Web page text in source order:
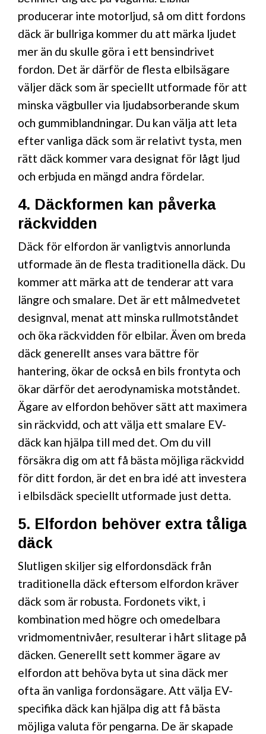
producerar inte motorljud, så om ditt fordons
däck är bullriga kommer du att märka ljudet
mer än du skulle göra i ett bensindrivet
fordon. Det är därför de flesta elbilsägare
väljer däck som är speciellt utformade för att
minska vägbuller via ljudabsorberande skum
och gummiblandningar. Du kan välja att leta
efter vanliga däck som är relativt tysta, men
rätt däck kommer vara designat för lågt ljud
och erbjuda en mängd andra fördelar.
4. Däckformen kan påverka
räckvidden
Däck för elfordon är vanligtvis annorlunda
utformade än de flesta traditionella däck. Du
kommer att märka att de tenderar att vara
längre och smalare. Det är ett målmedvetet
designval, menat att minska rullmotståndet
och öka räckvidden för elbilar. Även om breda
däck generellt anses vara bättre för
hantering, ökar de också en bils frontyta och
ökar därför det aerodynamiska motståndet.
Ägare av elfordon behöver sätt att maximera
sin räckvidd, och att välja ett smalare EV-
däck kan hjälpa till med det. Om du vill
försäkra dig om att få bästa möjliga räckvidd
för ditt fordon, är det en bra idé att investera
i elbilsdäck speciellt utformade just detta.
5. Elfordon behöver extra tåliga
däck
Slutligen skiljer sig elfordonsdäck från
traditionella däck eftersom elfordon kräver
däck som är robusta. Fordonets vikt, i
kombination med högre och omedelbara
vridmomentnivåer, resulterar i hårt slitage på
däcken. Generellt sett kommer ägare av
elfordon att behöva byta ut sina däck mer
ofta än vanliga fordonsägare. Att välja EV-
specifika däck kan hjälpa dig att få bästa
möjliga valuta för pengarna. De är skapade